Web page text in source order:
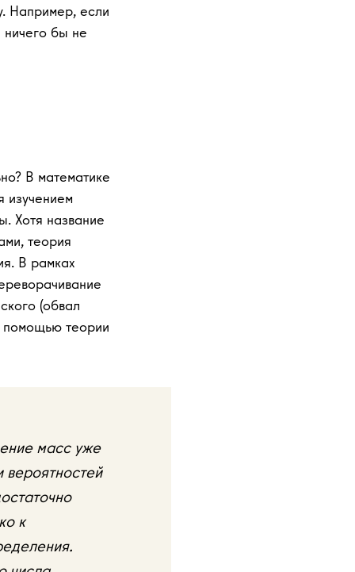
Например, если
бы не
В математике
изучением
Хотя название
теория
В рамках
(обвал
помощью теории
масс уже
вероятностей
к